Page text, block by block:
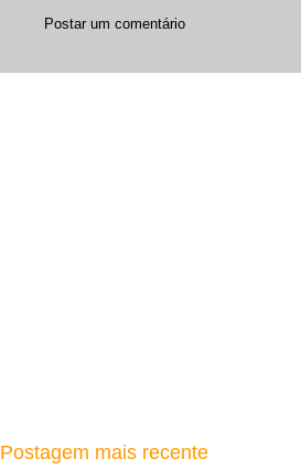
Postar um comentário
Postagem mais recente